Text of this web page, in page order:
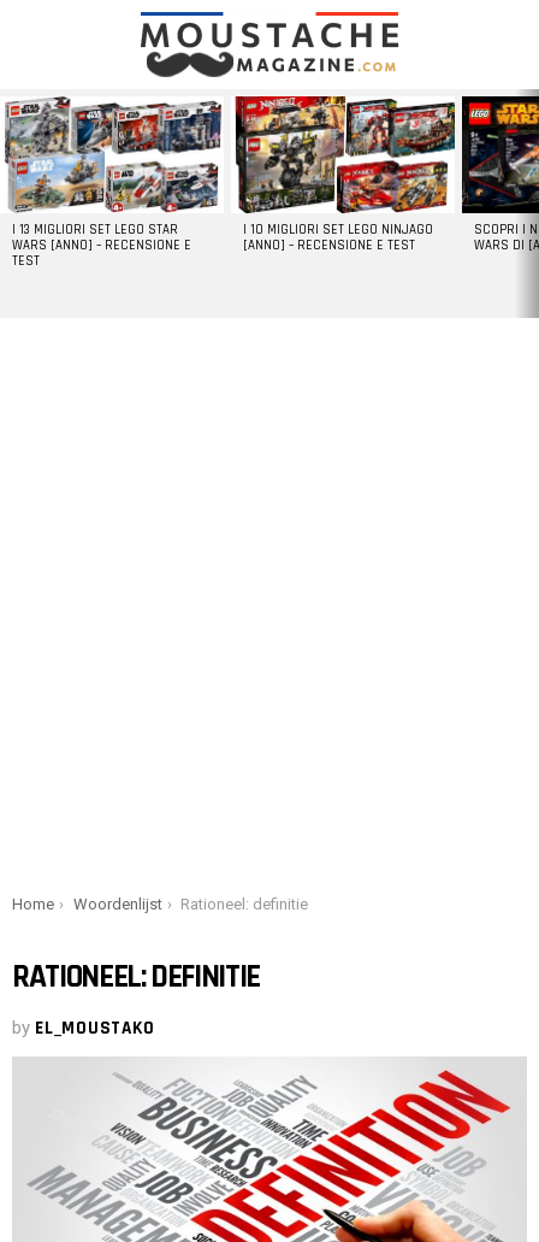
LATEST
STORIES
I 13 MIGLIORI SET LEGO STAR
WARS [ANNO] – RECENSIONE E
TEST
I 10 MIGLIORI SET LEGO NINJAGO
[ANNO] – RECENSIONE E TEST
SCOPRI I
WARS DI
You are here:
Home Woordenlijst Rationeel: definitie
RATIONEEL: DEFINITIE
by EL_MOUSTAKO